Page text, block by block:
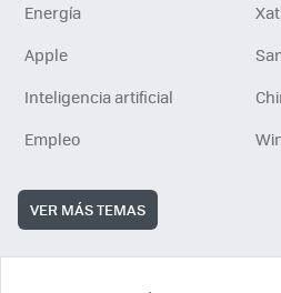
Energía
Apple
Inteligencia artificial
Empleo
VER MÁS TEMAS